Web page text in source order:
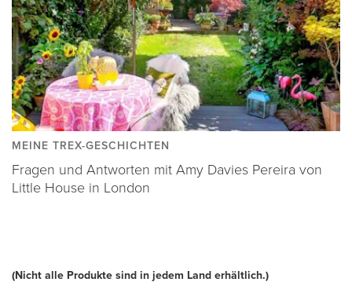
MEINE TREX-GESCHICHTEN
Fragen und Antworten mit Amy Davies Pereira von
Little House in London
(Nicht alle Produkte sind in jedem Land erhältlich.)